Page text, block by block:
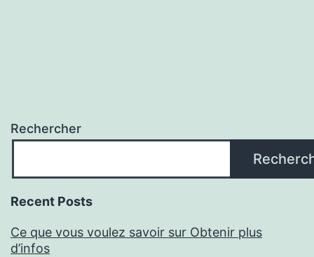
Rechercher
Recent Posts
Ce que vous voulez savoir sur Obtenir plus
d’infos